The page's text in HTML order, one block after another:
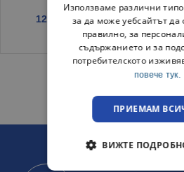
12.99 / 25.41 лв.
Използваме различни
за да може уебсайтът
правилно, за
съдържанието и за
потребителското
повече тук.
ПРИЕМАМ
ВИЖТЕ